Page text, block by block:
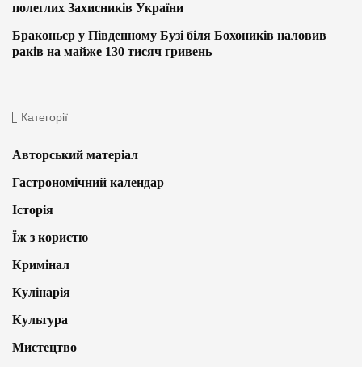
полеглих Захисників України
Браконьєр у Південному Бузі біля Бохоників наловив
раків на майже 130 тисяч гривень
Категорії
Авторський матеріал
Гастрономічний календар
Історія
Їж з користю
Кримінал
Кулінарія
Культура
Мистецтво